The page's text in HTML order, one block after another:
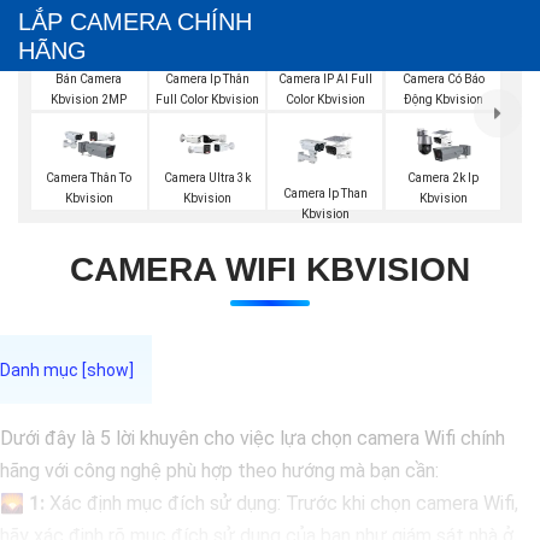
LẮP CAMERA CHÍNH
HÃNG
Bán Camera
Kbvision 2MP
Camera Ip Thân
Full Color Kbvision
Camera IP AI Full
Color Kbvision
Camera Có Báo
Động Kbvision
Camera Thân To
Kbvision
Camera Ultra 3k
Kbvision
Camera Ip Than
Kbvision
Camera 2k Ip
Kbvision
CAMERA WIFI KBVISION
Dưới đây là 5 lời khuyên cho việc lựa chọn camera Wifi chính
hãng với công nghệ phù hợp theo hướng mà bạn cần:
🌄 1: Xác định mục đích sử dụng: Trước khi chọn camera Wifi,